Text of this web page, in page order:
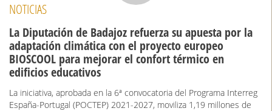
NOTICIAS
La Diputación de Badajoz refuerza su apuesta por la
adaptación climática con el proyecto europeo
BIOSCOOL para mejorar el confort térmico en
edificios educativos
La iniciativa, aprobada en la 6ª convocatoria del Programa Interreg
España-Portugal (POCTEP) 2021-2027, moviliza 1,19 millones de